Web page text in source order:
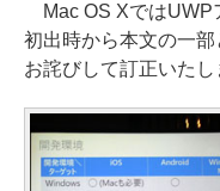
Mac OS XではUWP
初出時から本文の一部
お詫びして訂正いたし